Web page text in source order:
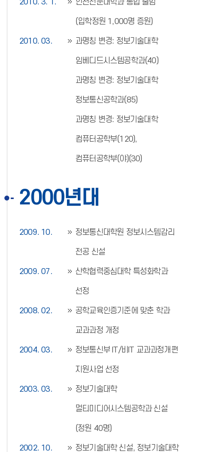
2010. 3. 1. 인천전문대학과 통합 출범
(입학정원 1,000명 증원)
2010. 03. 과명칭 변경: 정보기술대학
임베디드시스템공학과(40)
과명칭 변경: 정보기술대학
정보통신공학과(85)
과명칭 변경: 정보기술대학
컴퓨터공학부(120),
컴퓨터공학부(야)(30)
2000년대
2009. 10. 정보통신대학원 정보시스템감리
전공 신설
2009. 07. 산학협력중심대학 특성화학과
선정
2008. 02. 공학교육인증기준에 맞춘 학과
교과과정 개정
2004. 03. 정보통신부 IT/비IT 교과과정개편
지원사업 선정
2003. 03. 정보기술대학
멀티미디어시스템공학과 신설
(정원 40명)
2002. 10. 정보기술대학 신설, 정보기술대학